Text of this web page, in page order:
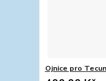
Ojnice pro